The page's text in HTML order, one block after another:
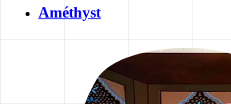
Améthyst